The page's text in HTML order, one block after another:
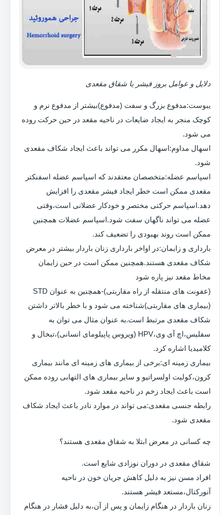
دلایل و عوامل بروز فیشر یا شقاق مقعدی
یبوست:مدفوع بزرگ و سفت (مدفوع)بیشتر از مدفوع نرم و
کوچک منجر به ایجاد ضایعات در ناحیه مقعد در حین حرکت روده
می شود.
اسهال مداوم:اسهال مکرر می تواند باعث ایجاد شکاف مقعدی
شود.
اسپاسم عضله:متخصصان معتقدند که اسپاسم عضله اسفنکتر
مقعدی ممکن است خطر ایجاد فیشر مقعدی را افزایش
دهد.اسپاسم حرکتی مختصر و خودکار عضلانی است،وقتی
عضله می تواند ناگهان سفت شود.اسپاسم عضلات همچنین
ممکن است روند بهبودی را تضعیف کند.
بارداری و زایمان:در اواخر بارداری زنان باردار بیشتر در معرض
شکاف مقعدی هستند.همچنین ممکن است در حین زایمان
مخاط مقعد نیز پاره شود
(عفونت های منتقله از راه مقاربتی)-همچنین به عنوان STD
(بیماری های مقاربتی)شناخته می شود و با خطر بالاتر داشتن
شکاف مقعدی مرتبط است.به عنوان مثال می توان به
سفلیس،اچ آی وی،HPV (ویروس پاپیلومای انسانی)،تبخال و
کلامیدیا اشاره کرد.
بیماری زمینه ای:برخی از بیماری های زمینه ای مانند بیماری
کرون،کولیت اولسراتیو و سایر بیماری های التهابی روده ممکن
است باعث ایجاد زخم در ناحیه مقعد شود.
رابطه جنسی مقعدی:می تواند در موارد نادر باعث ایجاد شکاف
مقعدی شود.
چه کسانی در معرض ابتلا به شقاق مقعدی هستند؟
شقاق مقعدی در دوران نوزادی شایع است.
افراد مسن نیز به دلیل کاهش جریان خون در ناحیه
آنورکتال،مستعد فیشر هستند.
زنان باردار در هنگام زایمان و پس از آن،به دلیل فشار در هنگام